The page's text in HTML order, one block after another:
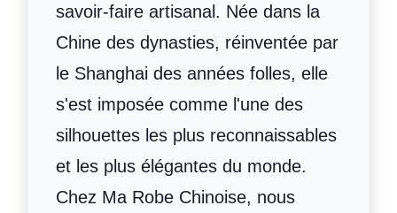
savoir-faire artisanal. Née dans la
Chine des dynasties, réinventée par
le Shanghai des années folles, elle
s'est imposée comme l'une des
silhouettes les plus reconnaissables
et les plus élégantes du monde.
Chez Ma Robe Chinoise, nous